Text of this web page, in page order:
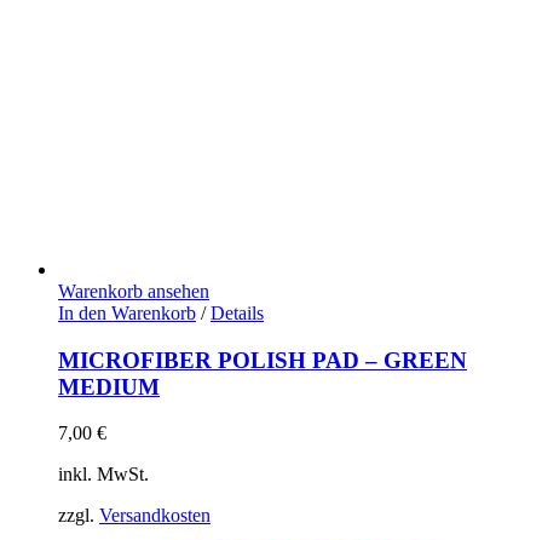
Warenkorb ansehen
In den Warenkorb / Details
MICROFIBER POLISH PAD – GREEN
MEDIUM
7,00 €
inkl. MwSt.
zzgl. Versandkosten